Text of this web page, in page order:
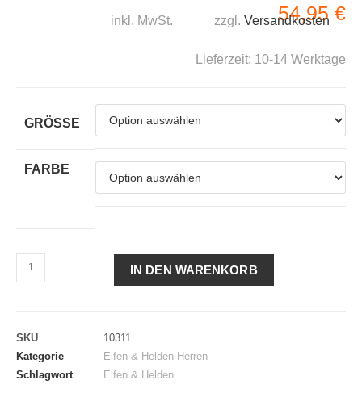
54,95 €
inkl. MwSt. zzgl. Versandkosten
Lieferzeit: 10-14 Werktage
GRÖSSE
FARBE
IN DEN WARENKORB
SKU
10311
Kategorie
Elfen & Helden Herren
Schlagwort
Elfen & Helden